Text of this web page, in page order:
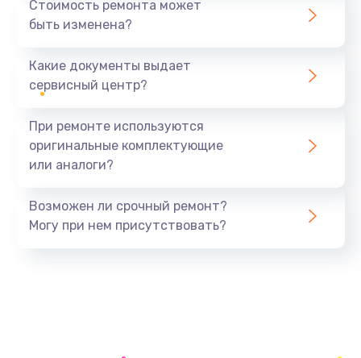
Замена микрофона
Замена звуковой карты
Заказать
Стоимость ремонта может
быть изменена?
Какие документы выдает
сервисный центр?
При ремонте используются
оригинальные комплектующие
или аналоги?
Возможен ли срочный ремонт?
Могу при нем присутствовать?